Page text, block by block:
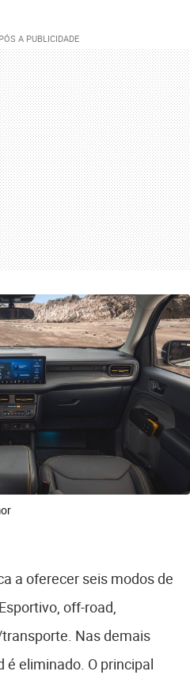
a oferecer seis modos de
off-road,
Nas demais
é eliminado. O principal